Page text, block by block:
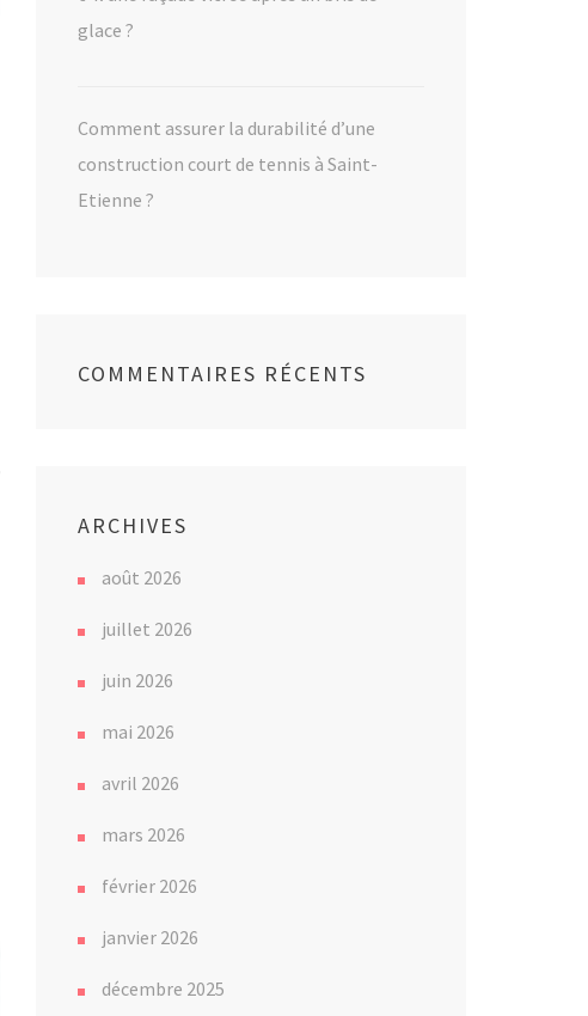
glace ?
Comment assurer la durabilité d’une
construction court de tennis à Saint-
Etienne ?
COMMENTAIRES RÉCENTS
ARCHIVES
août 2026
juillet 2026
juin 2026
mai 2026
avril 2026
mars 2026
février 2026
janvier 2026
décembre 2025